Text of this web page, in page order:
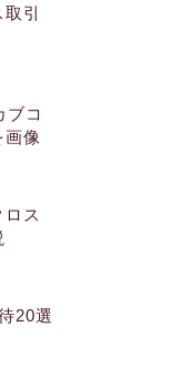
引
ブコ
画像
ロス
20選